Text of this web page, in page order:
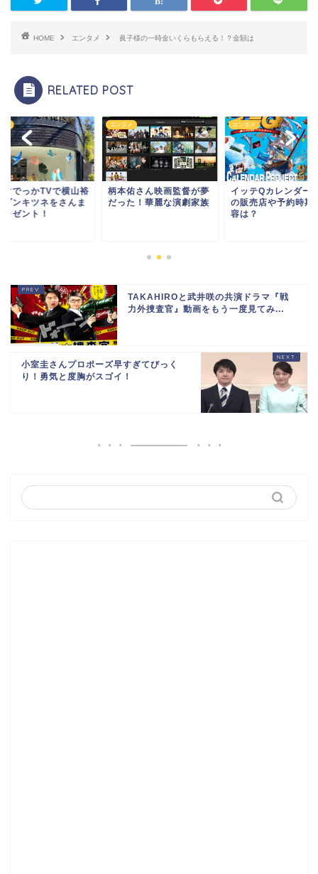
HOME エンタメ 眞子様の一時金いくらもらえる！？金額は
RELATED POST
マでっかTVで横山裕
ゾンキツネをさんま
レゼント！
エンタメ
柄本佑さん映画監督が夢
だった！華麗な演劇家族
エンタメ
イッテQカレンダー
の販売店や予約時期
容は？
TAKAHIROと武井咲の共演ドラマ『戦
力外捜査官』動画をもう一度見てみ...
小室圭さんプロポーズ早すぎてびっく
り！勇気と度胸がスゴイ！